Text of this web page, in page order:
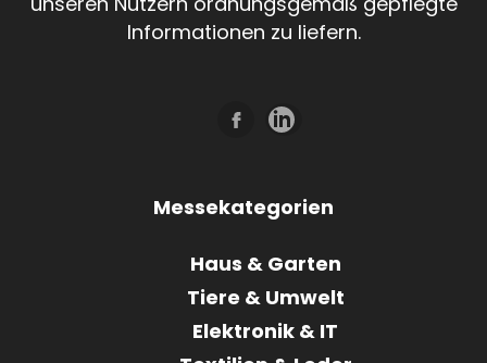
Informationen zu liefern.
Messekategorien
Haus & Garten
Tiere & Umwelt
Elektronik & IT